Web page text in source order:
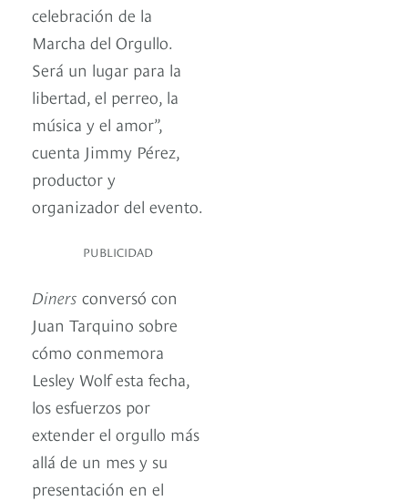
celebración de la
Marcha del Orgullo.
Será un lugar para la
libertad, el perreo, la
música y el amor”,
cuenta Jimmy Pérez,
productor y
organizador del evento.
PUBLICIDAD
Diners conversó con
Juan Tarquino sobre
cómo conmemora
Lesley Wolf esta fecha,
los esfuerzos por
extender el orgullo más
allá de un mes y su
presentación en el